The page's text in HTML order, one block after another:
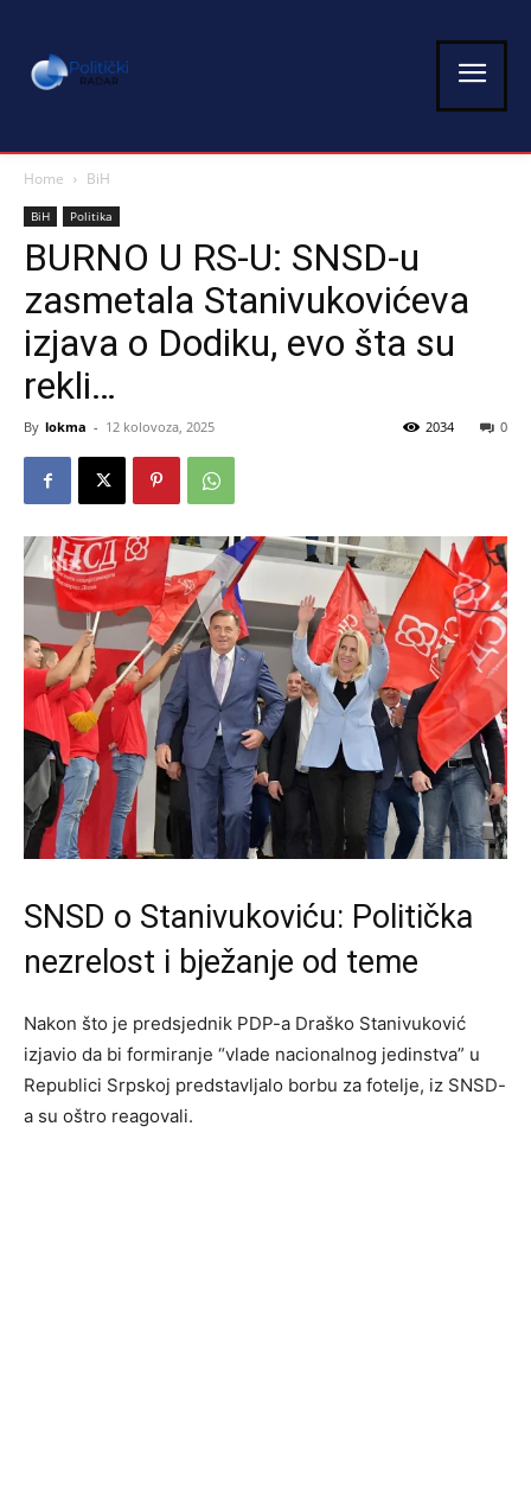
Home BiH
BiH Politika
BURNO U RS-U: SNSD-u
zasmetala Stanivukovićeva
izjava o Dodiku, evo šta su
rekli…
By lokma - 12 kolovoza, 2025 0
2034
SNSD o Stanivukoviću: Politička
nezrelost i bježanje od teme
Nakon što je predsjednik PDP-a Draško Stanivuković
izjavio da bi formiranje “vlade nacionalnog jedinstva” u
Republici Srpskoj predstavljalo borbu za fotelje, iz SNSD-
a su oštro reagovali.